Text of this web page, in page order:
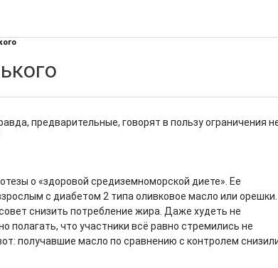
предварительные, говорят в пользу ограничения
о «здоровой средиземноморской диете». Ее
с диабетом 2 типа оливковое масло или орешки.
снизить потребление жира. Даже худеть не
полагать, что участники всё равно стремились не
получавшие масло по сравнению с контролем